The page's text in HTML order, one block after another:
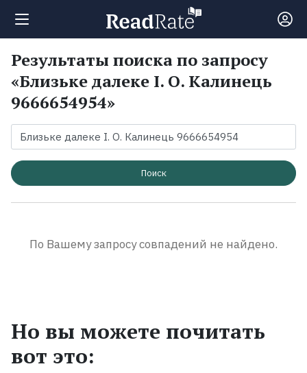
Поиск
Новости
Рейтинги
Экранизации
Результаты поиска по запросу
«Близьке далеке І. О. Калинець
9666654954»
Поиск
По Вашему запросу совпадений не найдено.
Но вы можете почитать
вот это: